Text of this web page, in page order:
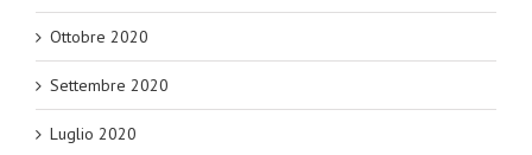
Ottobre 2020
Settembre 2020
Luglio 2020